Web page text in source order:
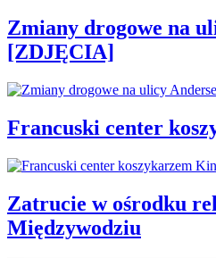
Zmiany drogowe na
[ZDJĘCIA]
Francuski center
Zatrucie w ośrodku
Międzywodziu